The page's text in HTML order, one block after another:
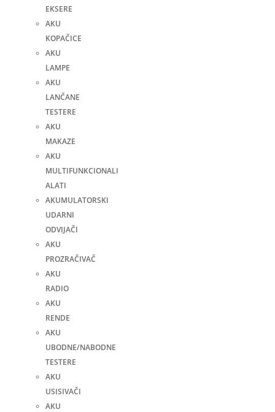
EKSERE
AKU
KOPAČICE
AKU
LAMPE
AKU
LANČANE
TESTERE
AKU
MAKAZE
AKU
MULTIFUNKCIONALI
ALATI
AKUMULATORSKI
UDARNI
ODVIJAČI
AKU
PROZRAČIVAČ
AKU
RADIO
AKU
RENDE
AKU
UBODNE/NABODNE
TESTERE
AKU
USISIVAČI
AKU